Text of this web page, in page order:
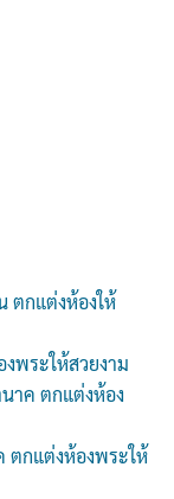
ตกแต่งห้องให้
พระให้สวยงาม
าค ตกแต่งห้อง
ตกแต่งห้องพระให้